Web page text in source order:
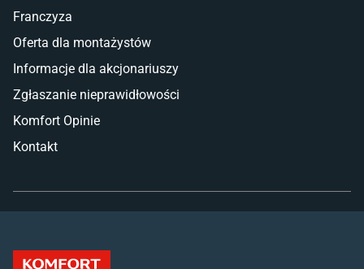
Franczyza
Oferta dla montażystów
Informacje dla akcjonariuszy
Zgłaszanie nieprawidłowości
Komfort Opinie
Kontakt